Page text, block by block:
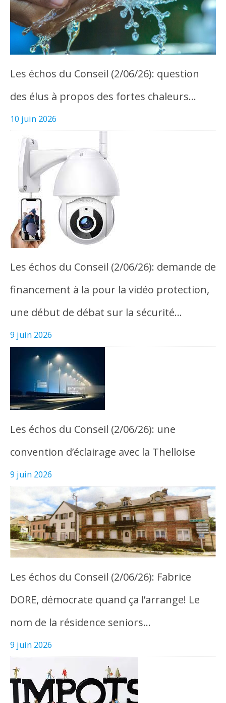
Les échos du Conseil (2/06/26): question
des élus à propos des fortes chaleurs…
10 juin 2026
Les échos du Conseil (2/06/26): demande de
financement à la pour la vidéo protection,
une début de débat sur la sécurité…
9 juin 2026
Les échos du Conseil (2/06/26): une
convention d’éclairage avec la Thelloise
9 juin 2026
Les échos du Conseil (2/06/26): Fabrice
DORE, démocrate quand ça l’arrange! Le
nom de la résidence seniors…
9 juin 2026